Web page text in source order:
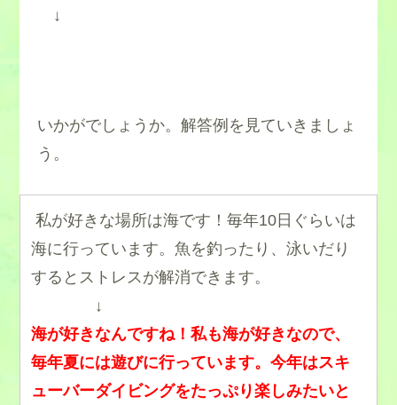
↓
いかがでしょうか。解答例を見ていきましょ
う。
私が好きな場所は海です！毎年10日ぐらいは
海に行っています。魚を釣ったり、泳いだり
するとストレスが解消できます。
↓
海が好きなんですね！私も海が好きなので、
毎年夏には遊びに行っています。今年はスキ
ューバーダイビングをたっぷり楽しみたいと